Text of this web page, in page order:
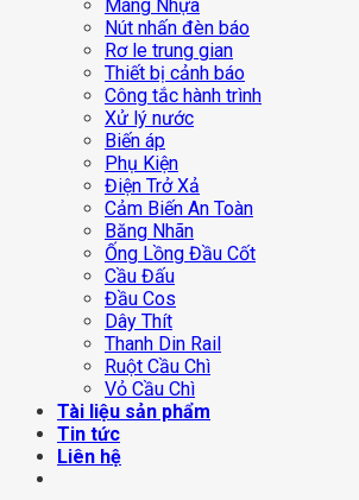
Máng Nhựa
Nút nhấn đèn báo
Rơ le trung gian
Thiết bị cảnh báo
Công tắc hành trình
Xử lý nước
Biến áp
Phụ Kiện
Điện Trở Xả
Cảm Biến An Toàn
Băng Nhãn
Ống Lồng Đầu Cốt
Cầu Đấu
Đầu Cos
Dây Thít
Thanh Din Rail
Ruột Cầu Chì
Vỏ Cầu Chì
Tài liệu sản phẩm
Tin tức
Liên hệ